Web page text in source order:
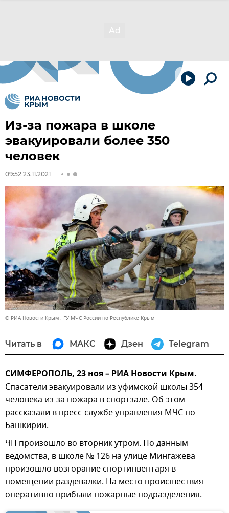
Из-за пожара в школе
эвакуировали более 350
человек
09:52 23.11.2021
© РИА Новости Крым . ГУ МЧС России по Республике Крым
Читать в МАКС Дзен Telegram
СИМФЕРОПОЛЬ, 23 ноя – РИА Новости Крым.
Спасатели эвакуировали из уфимской школы 354
человека из-за пожара в спортзале. Об этом
рассказали в пресс-службе управления МЧС по
Башкирии.
ЧП произошло во вторник утром. По данным
ведомства, в школе № 126 на улице Мингажева
произошло возгорание спортинвентаря в
помещении раздевалки. На место происшествия
оперативно прибыли пожарные подразделения.